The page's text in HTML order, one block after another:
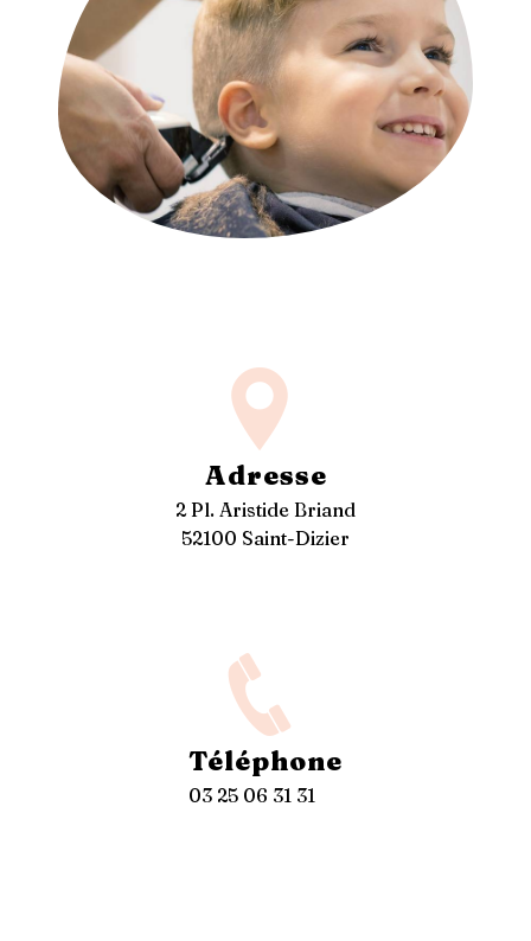
Adresse
2 Pl. Aristide Briand
52100 Saint-Dizier
Téléphone
03 25 06 31 31